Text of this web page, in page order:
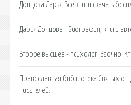
Донцова Дарья Все книги скачать
Дарья Донцова - Биография, книги
Второе высшее - психолог. Заочно.
Православная библиотека Святых
писателей.